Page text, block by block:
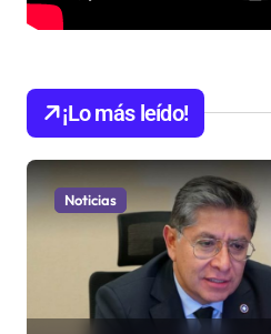
¡Lo más leído!
Noticias